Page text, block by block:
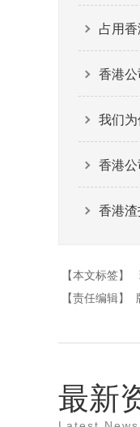
占用
香港
我们为
香港
香港
【本文标签】
【责任编辑】
最新